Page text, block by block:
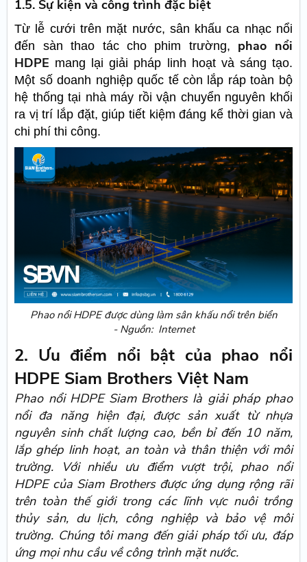
1.5. Sự kiện và công trình đặc biệt
Từ lễ cưới trên mặt nước, sân khấu ca nhạc nổi
đến sàn thao tác cho phim trường, phao nổi
HDPE mang lại giải pháp linh hoạt và sáng tạo.
Một số doanh nghiệp quốc tế còn lắp ráp toàn bộ
hệ thống tại nhà máy rồi vận chuyển nguyên khối
ra vị trí lắp đặt, giúp tiết kiệm đáng kể thời gian và
chi phí thi công.
Phao nổi HDPE được dùng làm sân khấu nổi trên biển
- Nguồn: Internet
2. Ưu điểm nổi bật của phao nổi
HDPE Siam Brothers Việt Nam
Phao nổi HDPE Siam Brothers là giải pháp phao
nổi đa năng hiện đại, được sản xuất từ nhựa
nguyên sinh chất lượng cao, bền bỉ đến 10 năm,
lắp ghép linh hoạt, an toàn và thân thiện với môi
trường. Với nhiều ưu điểm vượt trội, phao nổi
HDPEcủa Siam Brothers được ứng dụng rộng rãi
trên toàn thế giới trong các lĩnh vực nuôi trồng
thủy sản, du lịch, công nghiệp và bảo vệ môi
trường. Chúng tôi mang đến giải pháp tối ưu, đáp
ứng mọi nhu cầu về công trình mặt nước.